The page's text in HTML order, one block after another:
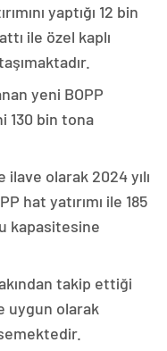
yaptığı 12 bin
ile özel kaplı
yeni BOPP
130 bin tona
olarak 2024 yılı
hat yatırımı ile 185
kapasitesine
takip ettiği
uygun olarak